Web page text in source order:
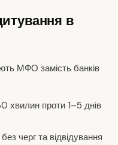
в
МФО замість банків
хвилин проти 1–5 днів
черг та відвідування